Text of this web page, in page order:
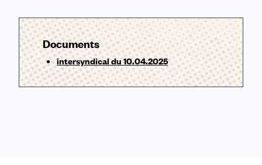
Documents
intersyndical du 10.04.2025